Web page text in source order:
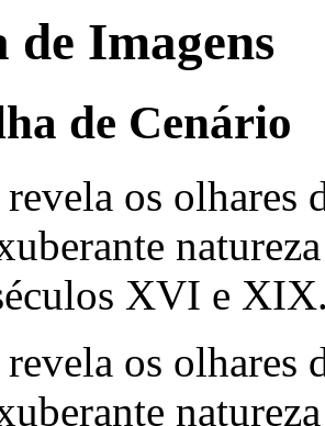
de Imagens
de Cenário
os olhares
XVI e
os olhares